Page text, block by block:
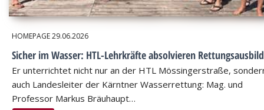
HOMEPAGE29.06.2026
Sicher im Wasser: HTL-Lehrkräfte absolvieren
Er unterrichtet nicht nur an der HTL Mössingerstraße,
auch Landesleiter der Kärntner Wasserrettung: Mag. und
Professor Markus Bräuhaupt…